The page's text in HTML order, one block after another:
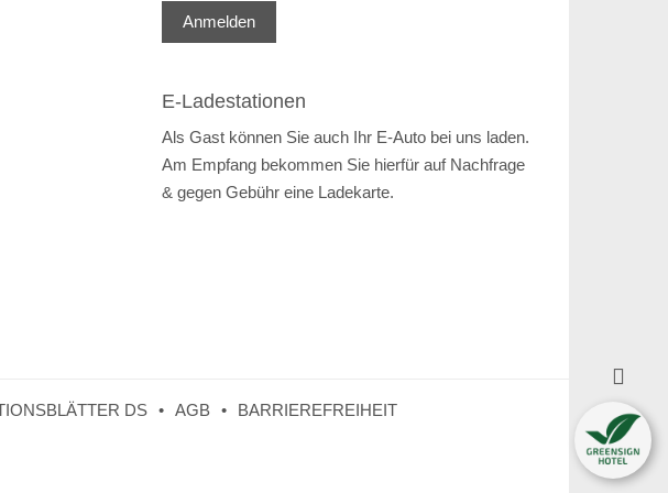
Anmelden
E-Ladestationen
Als Gast können Sie auch Ihr E-Auto bei uns laden.
Am Empfang bekommen Sie hierfür auf Nachfrage
& gegen Gebühr eine Ladekarte.
DS AGB BARRIEREFREIHEIT
